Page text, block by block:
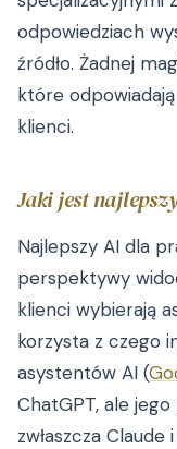
odpowiedziach
źródło. Żadnej
które
klienci.
Jaki jest
Najlepszy AI dla
perspektywy
klienci wybierają
korzysta z czego
asystentów AI (
ChatGPT, ale jego
zwłaszcza